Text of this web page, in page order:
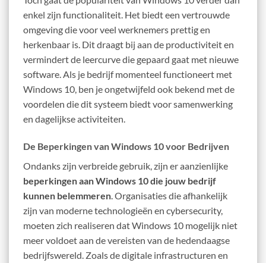
enkel zijn functionaliteit. Het biedt een vertrouwde
omgeving die voor veel werknemers prettig en
herkenbaar is. Dit draagt bij aan de productiviteit en
vermindert de leercurve die gepaard gaat met nieuwe
software. Als je bedrijf momenteel functioneert met
Windows 10, ben je ongetwijfeld ook bekend met de
voordelen die dit systeem biedt voor samenwerking
en dagelijkse activiteiten.
De Beperkingen van Windows 10 voor Bedrijven
Ondanks zijn verbreide gebruik, zijn er aanzienlijke
beperkingen aan Windows 10 die jouw bedrijf
kunnen belemmeren . Organisaties die afhankelijk
zijn van moderne technologieën en cybersecurity,
moeten zich realiseren dat Windows 10 mogelijk niet
meer voldoet aan de vereisten van de hedendaagse
bedrijfswereld. Zoals de digitale infrastructuren en